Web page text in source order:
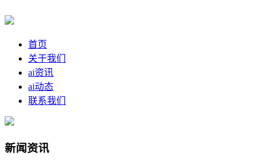
首页
关于我们
ai资讯
ai动态
联系我们
新闻资讯